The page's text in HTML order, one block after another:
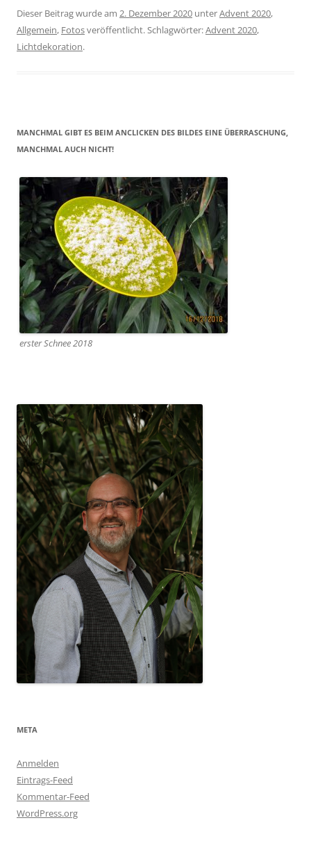
Dieser Beitrag wurde am 2. Dezember 2020 unterAdvent 2020,
Allgemein, Fotosveröffentlicht. Schlagwörter:Advent 2020,
Lichtdekoration.
MANCHMAL GIBT ES BEIM ANCLICKEN DES BILDES EINE ÜBERRASCHUNG,
MANCHMAL AUCH NICHT!
erster Schnee 2018
META
Anmelden
Eintrags-Feed
Kommentar-Feed
WordPress.org